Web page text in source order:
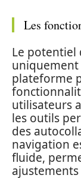
Les
Le potentiel
uniquement
plateforme
utilisateurs
les outils
des
navigation
fluide,